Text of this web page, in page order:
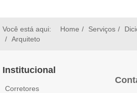
Você está aqui: Home Serviços
Arquiteto
Institucional
Corretores